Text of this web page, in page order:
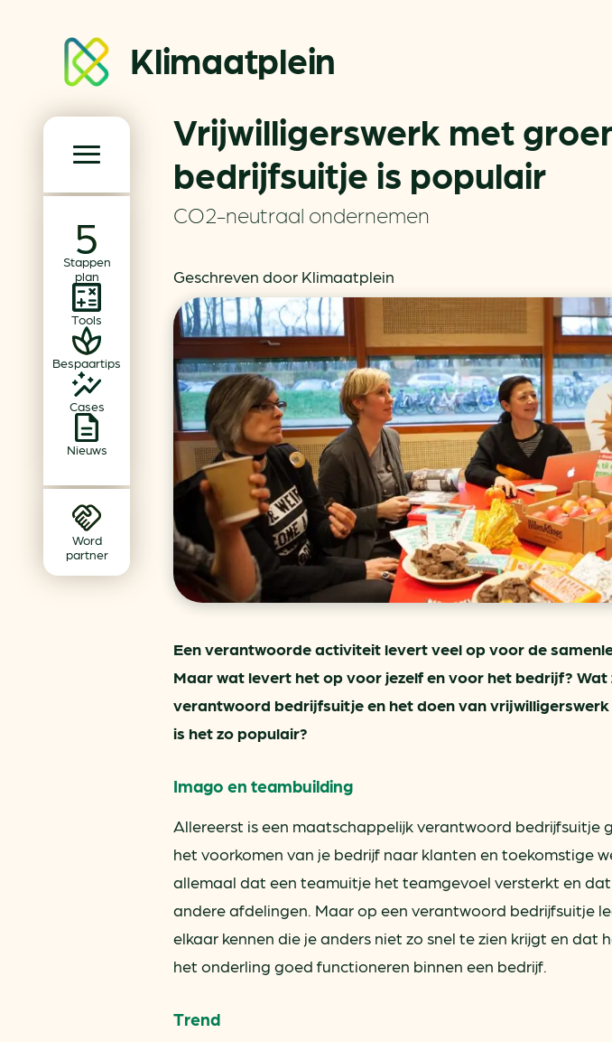
Klimaatplein
Stappen
plan
Tools
Bespaartips
Cases
Nieuws
Word
partner
Klimaatplein
Hoofd­navigatie
Partners
Word partner
Contact
Events
Nieuwsbrief
Dossiers
Achtergrond klimaatverandering
Beprijzing van CO2
Ondernemen zonder aardgas
Verduurzamen bedrijventerrein
Klimaattransitie op wijkniveau
Besparen
In je gebouw
Op vervoer
In de bedrijfsvoering
Vrijwilligerswerk met
bedrijfsuitje is populair
CO2-neutraal ondernemen
Geschreven door Klimaatplein
Een verantwoorde activiteit levert veel op voor de
Maar wat levert het op voor jezelf en voor het bedrijf? Wat
verantwoord bedrijfsuitje en het doen van
is het zo populair?
Imago en teambuilding
Allereerst is een maatschappelijk verantwoord bedrijfsuitje
het voorkomen van je bedrijf naar klanten en toekomstige
allemaal dat een teamuitje het teamgevoel versterkt en dat
andere afdelingen. Maar op een verantwoord bedrijfsuitje
elkaar kennen die je anders niet zo snel te zien krijgt en dat
het onderling goed functioneren binnen een bedrijf.
Trend